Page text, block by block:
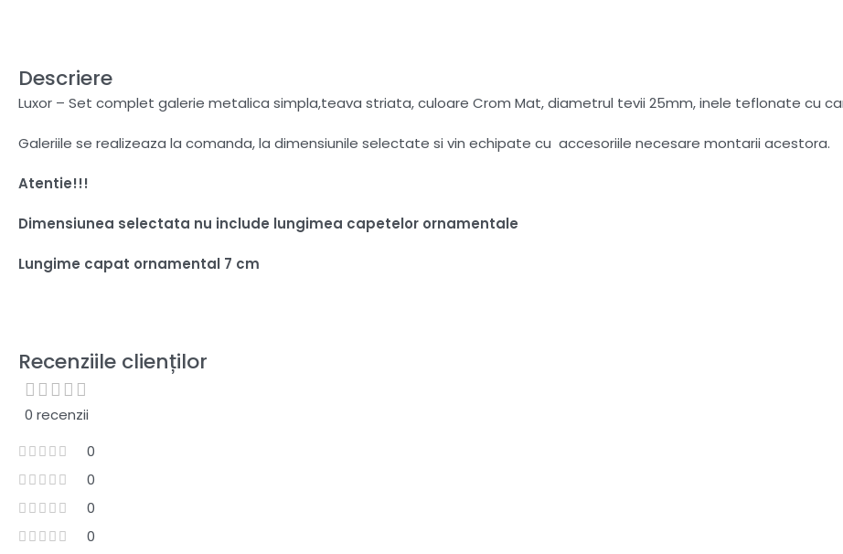
Descriere
Luxor – Set complet galerie metalica simpla,teava striata, culoare Crom Mat, diametrul tevii 25mm, inele teflonate cu
Galeriile se realizeaza la comanda, la dimensiunile selectate si vin echipate cu accesoriile necesare montarii acestora.
Atentie!!!
Dimensiunea selectata nu include lungimea capetelor ornamentale
Lungime capat ornamental 7 cm
Recenziile clienților
0 recenzii
0
0
0
0